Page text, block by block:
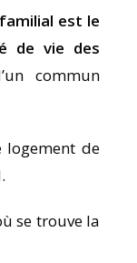
est le
de vie des
commun
logement de
se trouve la